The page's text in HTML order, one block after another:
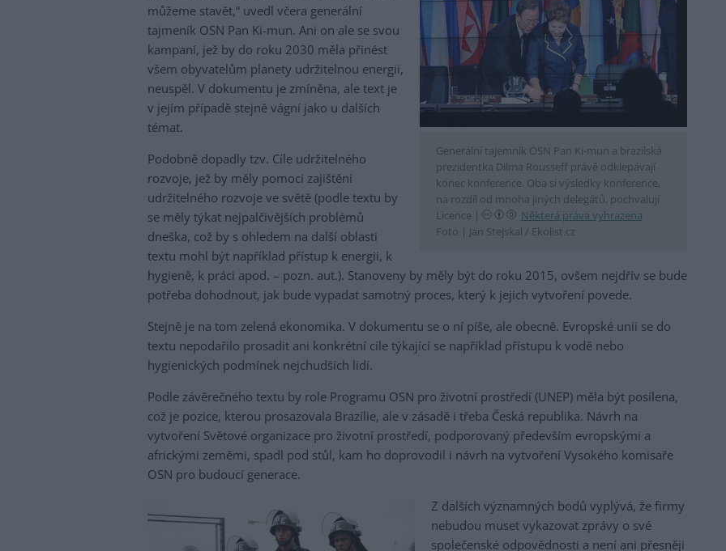
Generální tajemník OSN Pan Ki-mun a brazilská
prezidentka Dilma Rousseff právě odklepávají
konec konference. Oba si výsledky konference,
na rozdíl od mnoha jiných delegátů, pochvalují
Licence |
Některá práva vyhrazena
Foto | Jan Stejskal / Ekolist.cz
můžeme stavět,“ uvedl včera generální
tajmeník OSN Pan Ki-mun. Ani on ale se svou
kampaní, jež by do roku 2030 měla přinést
všem obyvatelům planety udržitelnou energii,
neuspěl. V dokumentu je zmíněna, ale text je
v jejím případě stejně vágní jako u dalších
témat.
Podobně dopadly tzv. Cíle udržitelného
rozvoje, jež by měly pomoci zajištění
udržitelného rozvoje ve světě (podle textu by
se měly týkat nejpalčivějších problémů
dneška, což by s ohledem na další oblasti
textu mohl být například přístup k energii, k
hygieně, k práci apod. – pozn. aut.). Stanoveny by měly být do roku 2015, ovšem nejdřív se bude
potřeba dohodnout, jak bude vypadat samotný proces, který k jejich vytvoření povede.
Stejně je na tom zelená ekonomika. V dokumentu se o ní píše, ale obecně. Evropské unii se do
textu nepodařilo prosadit ani konkrétní cíle týkající se například přístupu k vodě nebo
hygienických podmínek nejchudších lidí.
Podle závěrečného textu by role Programu OSN pro životní prostředí (UNEP) měla být posílena,
což je pozice, kterou prosazovala Brazílie, ale v zásadě i třeba Česká republika. Návrh na
vytvoření Světové organizace pro životní prostředí, podporovaný především evropskými a
africkými zeměmi, spadl pod stůl, kam ho doprovodil i návrh na vytvoření Vysokého komisaře
OSN pro budoucí generace.
Z dalších významných bodů vyplývá, že firmy
nebudou muset vykazovat zprávy o své
společenské odpovědnosti a není ani přesněji